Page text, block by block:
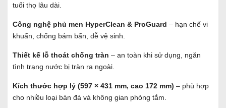
tuổi thọ lâu dài.
Công nghệ phủ men HyperClean & ProGuard – hạn chế vi
khuẩn, chống bám bẩn, dễ vệ sinh.
Thiết kế lỗ thoát chống tràn – an toàn khi sử dụng, ngăn
tình trạng nước bị tràn ra ngoài.
Kích thước hợp lý (597 × 431 mm, cao 172 mm) – phù hợp
cho nhiều loại bàn đá và không gian phòng tắm.